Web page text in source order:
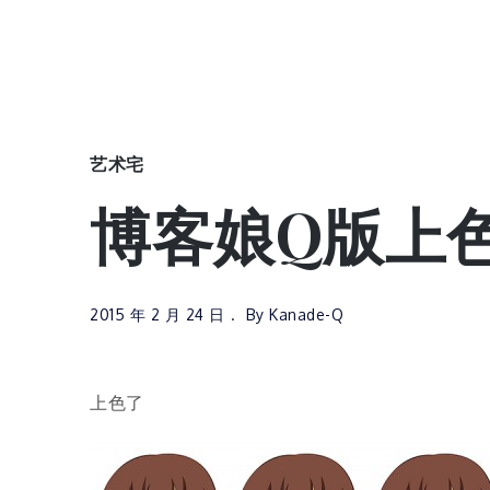
艺术宅
博客娘Q版上
2015 年 2 月 24 日 By Kanade-Q
上色了